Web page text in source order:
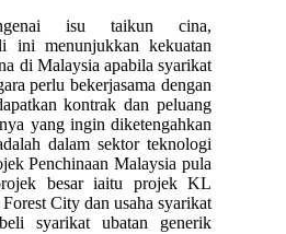
isu taikun cina,
ini menunjukkan kekuatan
di Malaysia apabila syarikat
perlu bekerjasama dengan
kontrak dan peluang
yang ingin diketengahkan
dalam sektor teknologi
Penchinaan Malaysia pula
besar iaitu projek KL
City dan usaha syarikat
syarikat ubatan generik